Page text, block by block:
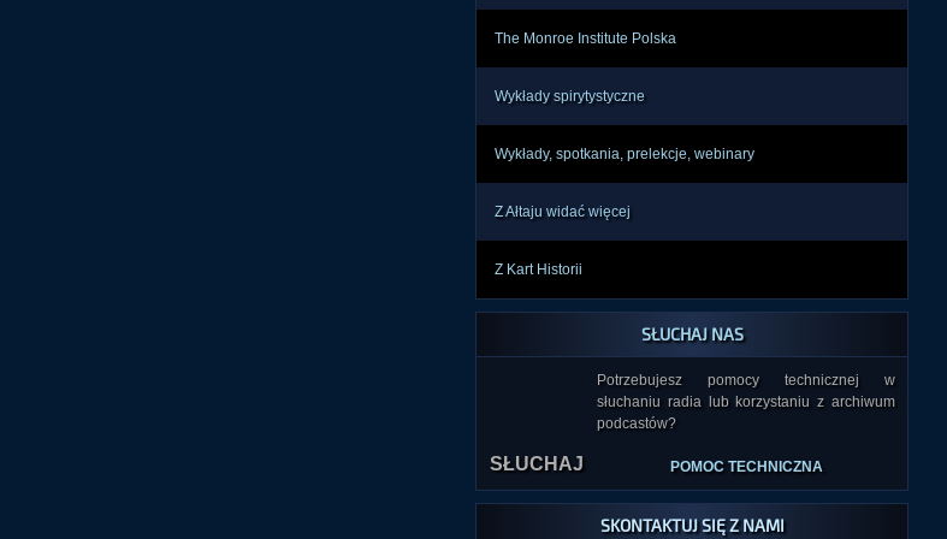
The Monroe Institute Polska
Wykłady spirytystyczne
Wykłady, spotkania, prelekcje, webinary
Z Ałtaju widać więcej
Z Kart Historii
SŁUCHAJ NAS
Potrzebujesz pomocy technicznej w
słuchaniu radia lub korzystaniu z archiwum
podcastów?
POMOC TECHNICZNA
SKONTAKTUJ SIĘ Z NAMI